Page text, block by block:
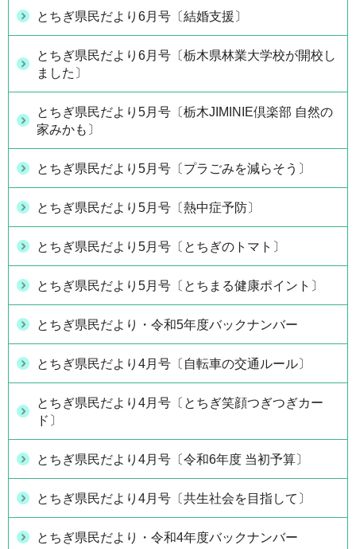
とちぎ県民だより6月号〔結婚支援〕
とちぎ県民だより6月号〔栃木県林業大学校が開校し
ました〕
とちぎ県民だより5月号〔栃木JIMINIE倶楽部 自然の
家みかも〕
とちぎ県民だより5月号〔プラごみを減らそう〕
とちぎ県民だより5月号〔熱中症予防〕
とちぎ県民だより5月号〔とちぎのトマト〕
とちぎ県民だより5月号〔とちまる健康ポイント〕
とちぎ県民だより・令和5年度バックナンバー
とちぎ県民だより4月号〔自転車の交通ルール〕
とちぎ県民だより4月号〔とちぎ笑顔つぎつぎカー
ド〕
とちぎ県民だより4月号〔令和6年度 当初予算〕
とちぎ県民だより4月号〔共生社会を目指して〕
とちぎ県民だより・令和4年度バックナンバー